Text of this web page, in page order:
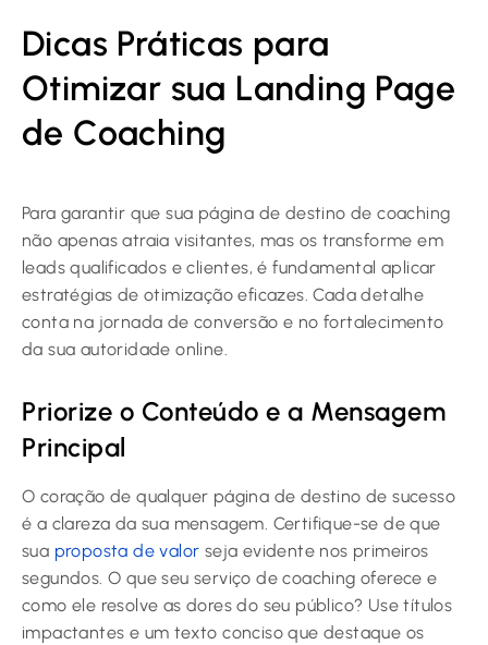
Dicas Práticas para
Otimizar sua Landing Page
de Coaching
Para garantir que sua página de destino de coaching
não apenas atraia visitantes, mas os transforme em
leads qualificados e clientes, é fundamental aplicar
estratégias de otimização eficazes. Cada detalhe
conta na jornada de conversão e no fortalecimento
da sua autoridade online.
Priorize o Conteúdo e a Mensagem
Principal
O coração de qualquer página de destino de sucesso
é a clareza da sua mensagem. Certifique-se de que
sua proposta de valor seja evidente nos primeiros
segundos. O que seu serviço de coaching oferece e
como ele resolve as dores do seu público? Use títulos
impactantes e um texto conciso que destaque os